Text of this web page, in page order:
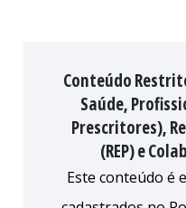
Conteúdo
Saúde,
Prescritores),
(REP) e
Este conteúdo é